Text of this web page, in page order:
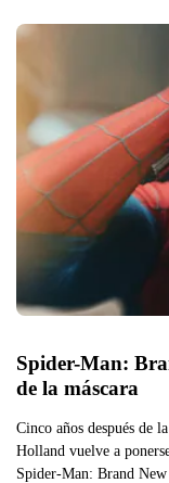
Spider-Man:
de la máscara
Cinco años después de
Holland vuelve a
Spider-Man: Brand